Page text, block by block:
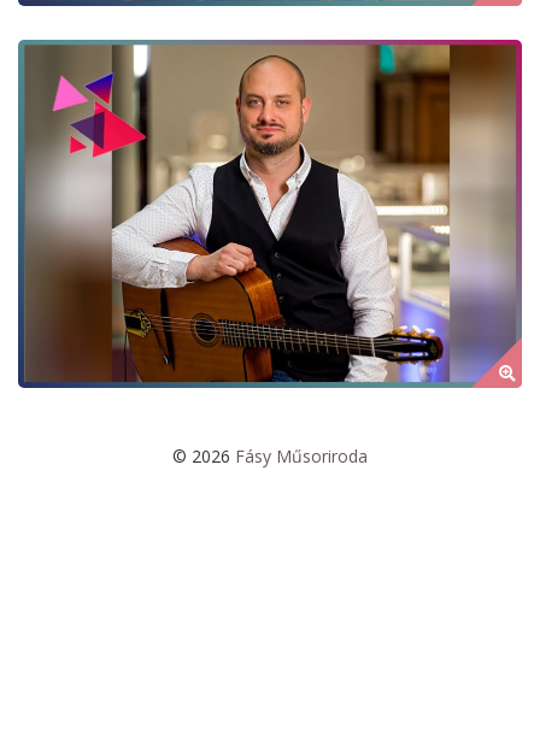
BARTA ZSOLT GITÁR
by Author Name
© 2026 Fásy Műsoriroda